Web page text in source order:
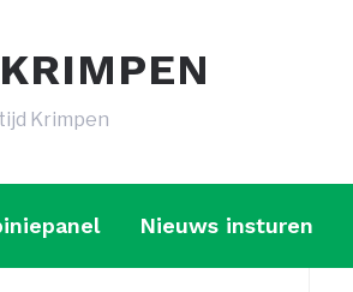
Krimpen
Nieuws insturen